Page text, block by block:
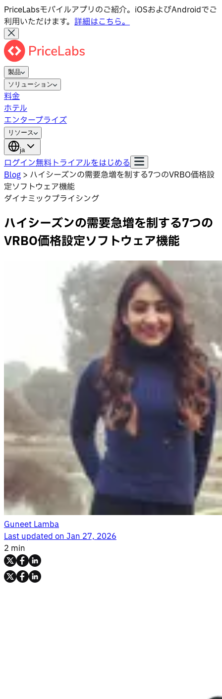
PriceLabsモバイルアプリのご紹介。iOSおよびAndroidでご
利用いただけます。 詳細はこちら。
製品
ソリューション
料金
ホテル
エンタープライズ
リソース
ja
ログイン無料トライアルをはじめる
Blog > ハイシーズンの需要急増を制する7つのVRBO価格設
定ソフトウェア機能
ダイナミックプライシング
ハイシーズンの需要急増を制する7つの
VRBO価格設定ソフトウェア機能
Guneet Lamba
Last updated onJan 27, 2026
2 min